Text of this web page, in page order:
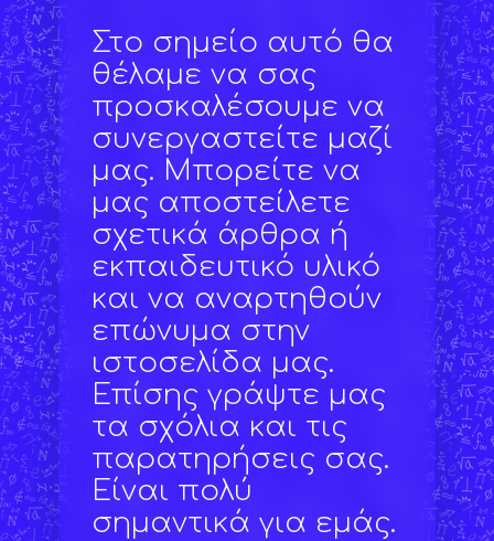
Στο σημείο αυτό θα
θέλαμε να σας
προσκαλέσουμε να
συνεργαστείτε μαζί
μας. Μπορείτε να
μας αποστείλετε
σχετικά άρθρα ή
εκπαιδευτικό υλικό
και να αναρτηθούν
επώνυμα στην
ιστοσελίδα μας.
Επίσης γράψτε μας
τα σχόλια και τις
παρατηρήσεις σας.
Είναι πολύ
σημαντικά για εμάς.